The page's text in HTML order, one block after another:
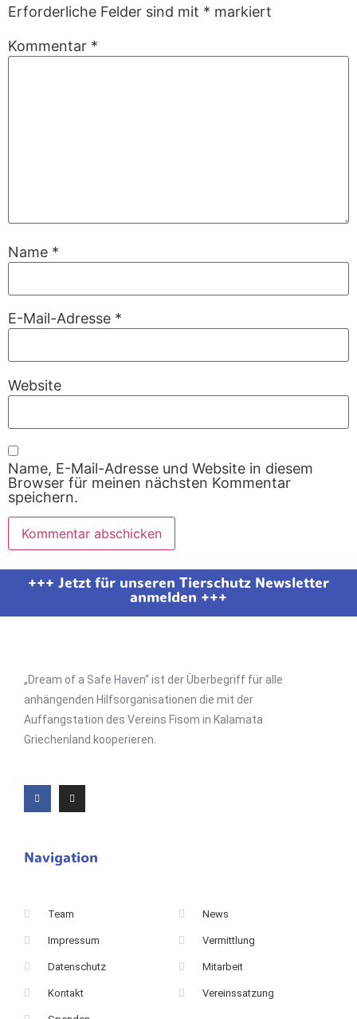
Erforderliche Felder sind mit * markiert
Kommentar *
Name *
E-Mail-Adresse *
Website
Name, E-Mail-Adresse und Website in diesem
Browser für meinen nächsten Kommentar
speichern.
+++ Jetzt für unseren Tierschutz Newsletter
anmelden +++
„Dream of a Safe Haven“ ist der Überbegriff für alle
anhängenden Hilfsorganisationen die mit der
Auffangstation des Vereins Fisom in Kalamata
Griechenland kooperieren.
Navigation
Team
Impressum
Datenschutz
Kontakt
News
Vermittlung
Mitarbeit
Vereinssatzung